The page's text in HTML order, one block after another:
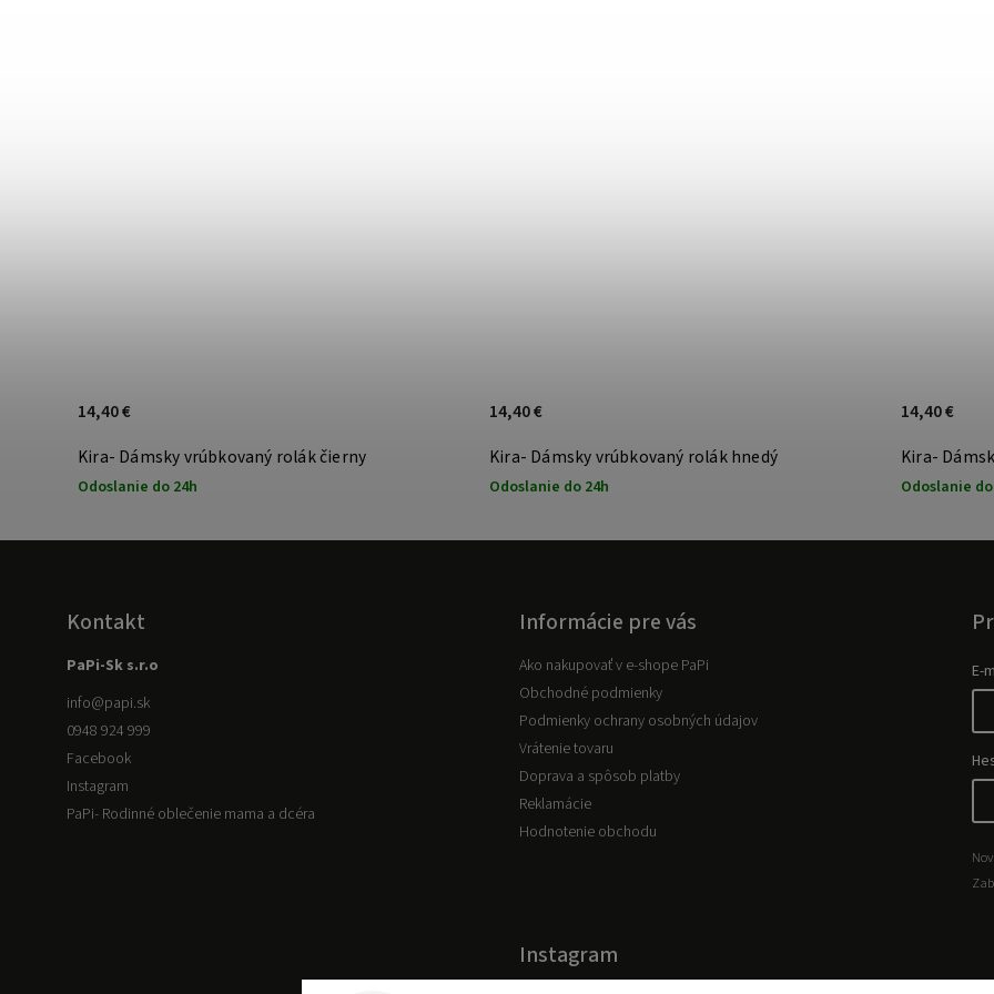
Kira- Dámsky vrúbkovaný rolák čierny
Odoslanie do 24h
14,40 €
Kira- Dámsky vrúbkovaný rolák hnedý
Odoslanie do 24h
14,40 €
Kira-
Odoslanie
14,40 €
Kontakt
PaPi-Sk s.r.o
info@papi.sk
0948 924 999
Facebook
Instagram
PaPi- Rodinné oblečenie mama a dcéra
Informácie pre vás
Ako nakupovať v e-shope PaPi
Obchodné podmienky
Podmienky ochrany osobných údajov
Vrátenie tovaru
Doprava a spôsob platby
Reklamácie
Hodnotenie obchodu
E-
Instagram